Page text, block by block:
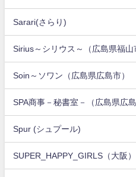
Sarari(さらり)
Sirius～シリウス～（広島県福山
Soin～ソワン（広島県広島市）
SPA商事－秘書室－（広島県広島
Spur (シュプール)
SUPER_HAPPY_GIRLS（大阪）